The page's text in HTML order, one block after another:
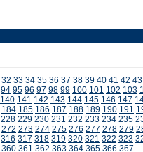
32 33 34 35 36 37 38 39 40 41 42 43
94 95 96 97 98 99 100 101 102 103
140 141 142 143 144 145 146 147
184 185 186 187 188 189 190 191
228 229 230 231 232 233 234 235
272 273 274 275 276 277 278 279
316 317 318 319 320 321 322 323
360 361 362 363 364 365 366 367